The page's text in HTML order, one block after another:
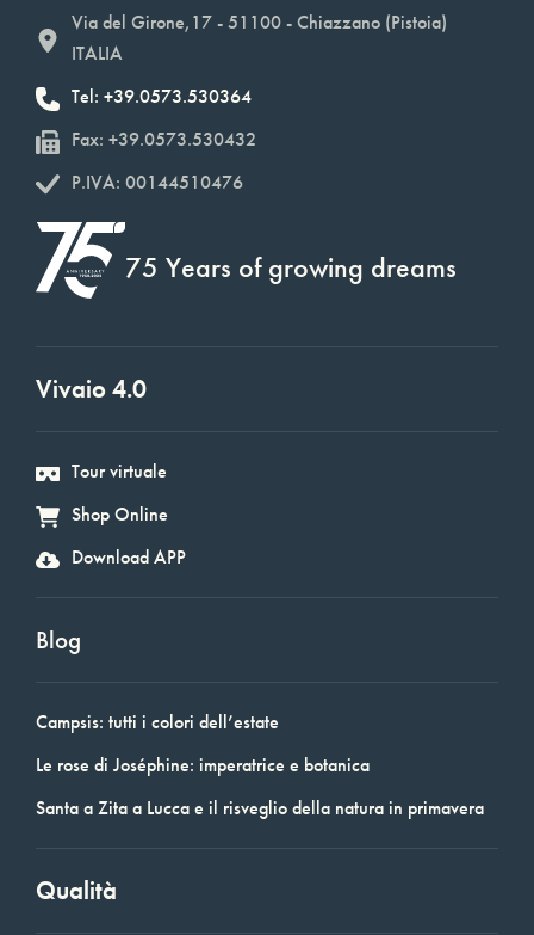
Via del Girone,17 - 51100 - Chiazzano (Pistoia)
ITALIA
Tel: +39.0573.530364
Fax: +39.0573.530432
P.IVA: 00144510476
75 Years of growing dreams
Vivaio 4.0
Tour virtuale
Shop Online
Download APP
Blog
Campsis: tutti i colori dell’estate
Le rose di Joséphine: imperatrice e botanica
Santa a Zita a Lucca e il risveglio della natura in primavera
Qualità